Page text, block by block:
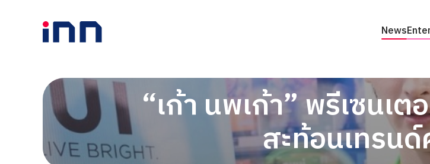
News
“เก้า นพเก้า” พรีเซนเ
สะท้อนเทรน